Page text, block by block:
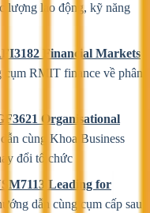
lượng lao động, kỹ năng
Financial Markets
cụm RMIT finance về phân
Organisational
cùng Khoa Business
đổi tổ chức
Leading for
dẫn cùng cụm cấp sau